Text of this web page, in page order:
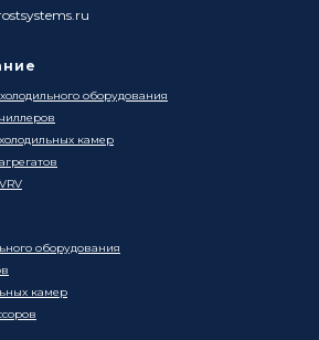
оборудования
камер
оборудования
камер